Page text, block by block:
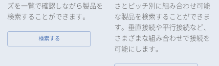
ズを一覧で確認しながら製品を
検索することができます。
検索する
さとピッチ別に組み合わせ可能
な製品を検索することができま
す。垂直接続や平行接続など、
さまざまな組み合わせで接続を
可能にします。